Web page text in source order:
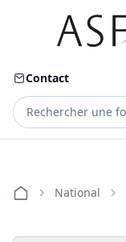
Contact
National